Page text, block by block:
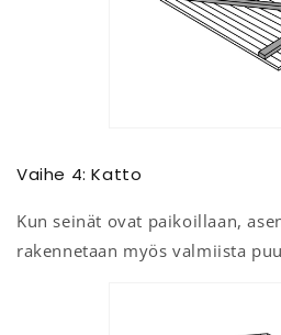
Vaihe 4: Katto
Kun seinät ovat paikoillaan,
rakennetaan myös valmiista